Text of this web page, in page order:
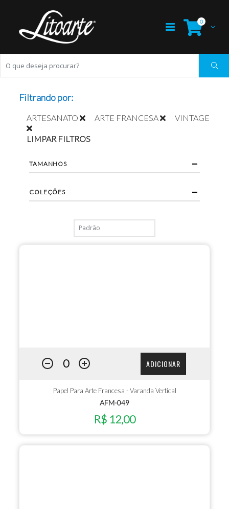
0
ADICIONAR
Papel Para Arte Francesa - Varanda Vertical
AFM-049
R$ 12,00
Filtrando por:
ARTESANATO ARTE FRANCESA VINTAGE
LIMPAR FILTROS
TAMANHOS
COLEÇÕES